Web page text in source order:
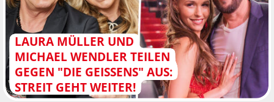
LAURA MÜLLER UND
MICHAEL WENDLER TEILEN
GEGEN "DIE GEISSENS" AUS:
STREIT GEHT WEITER!